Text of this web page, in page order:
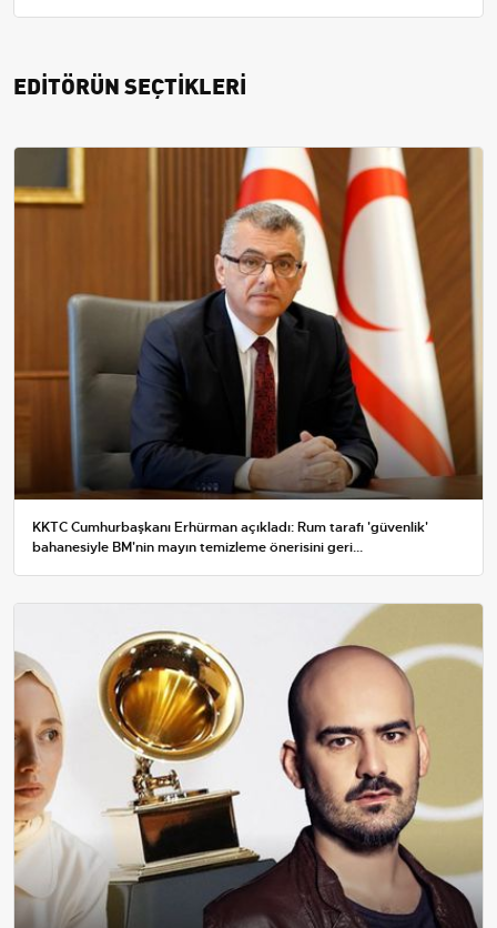
EDİTÖRÜN SEÇTİKLERİ
KKTC Cumhurbaşkanı Erhürman açıkladı: Rum tarafı 'güvenlik'
bahanesiyle BM'nin mayın temizleme önerisini geri...